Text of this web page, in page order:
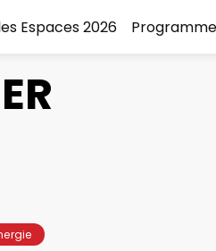
Espaces 2026